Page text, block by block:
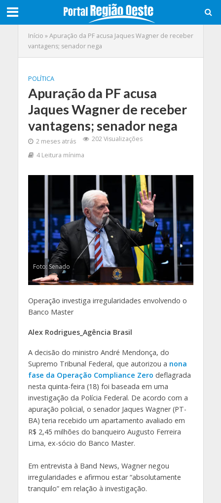
Início »Apuração da PF acusa Jaques Wagner de receber
vantagens; senador nega
POLÍTICA
Apuração da PF acusa
Jaques Wagner de receber
vantagens; senador nega
2 meses atrás
202 Visualizações
4 Leitura mínima
Foto: Senado
Operação investiga irregularidades envolvendo o
Banco Master
Alex Rodrigues_Agência Brasil
A decisão do ministro André Mendonça, do
Supremo Tribunal Federal, que autorizou a nona
fase da Operação Compliance Zero deflagrada
nesta quinta-feira (18) foi baseada em uma
investigação da Polícia Federal. De acordo com a
apuração policial, o senador Jaques Wagner (PT-
BA) teria recebido um apartamento avaliado em
R$ 2,45 milhões do banqueiro Augusto Ferreira
Lima, ex-sócio do Banco Master.
Em entrevista à Band News, Wagner negou
irregularidades e afirmou estar “absolutamente
tranquilo” em relação à investigação.